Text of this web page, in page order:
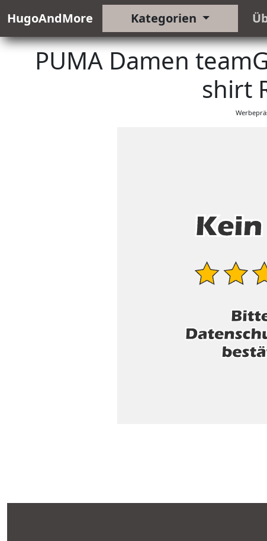
HugoAndMore Kategorien
PUMA Damen
shirt